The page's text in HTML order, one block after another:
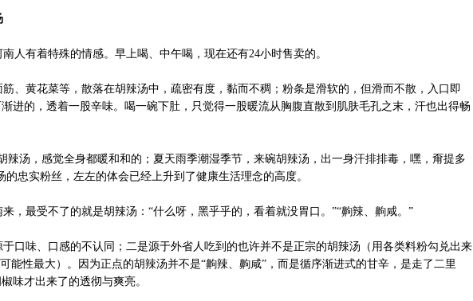
人有着特殊的情感。早上喝、中午喝，现在还有24小时售卖的。
、黄花菜等，散落在胡辣汤中，疏密有度，黏而不稠；粉条是滑软的，但滑而不散，入口即
进的，透着一股辛味。喝一碗下肚，只觉得一股暖流从胸腹直散到肌肤毛孔之末，汗也出得畅
汤，感觉全身都暖和和的；夏天雨季潮湿季节，来碗胡辣汤，出一身汗排排毒，嘿，甭提多
的忠实粉丝，左左的体会已经上升到了健康生活理念的高度。
，最受不了的就是胡辣汤：“什么呀，黑乎乎的，看着就没胃口。”“齁辣、齁咸。”
口味、口感的不认同；二是源于外省人吃到的也许并不是正宗的胡辣汤（用各类料粉勾兑出来
能性最大）。因为正点的胡辣汤并不是“齁辣、齁咸”，而是循序渐进式的甘辛，是走了二里
味才出来了的透彻与爽亮。